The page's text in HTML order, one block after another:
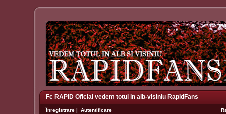
Fc RAPID Oficial vedem totul in alb-visiniu RapidFans
Înregistrare | Autentificare